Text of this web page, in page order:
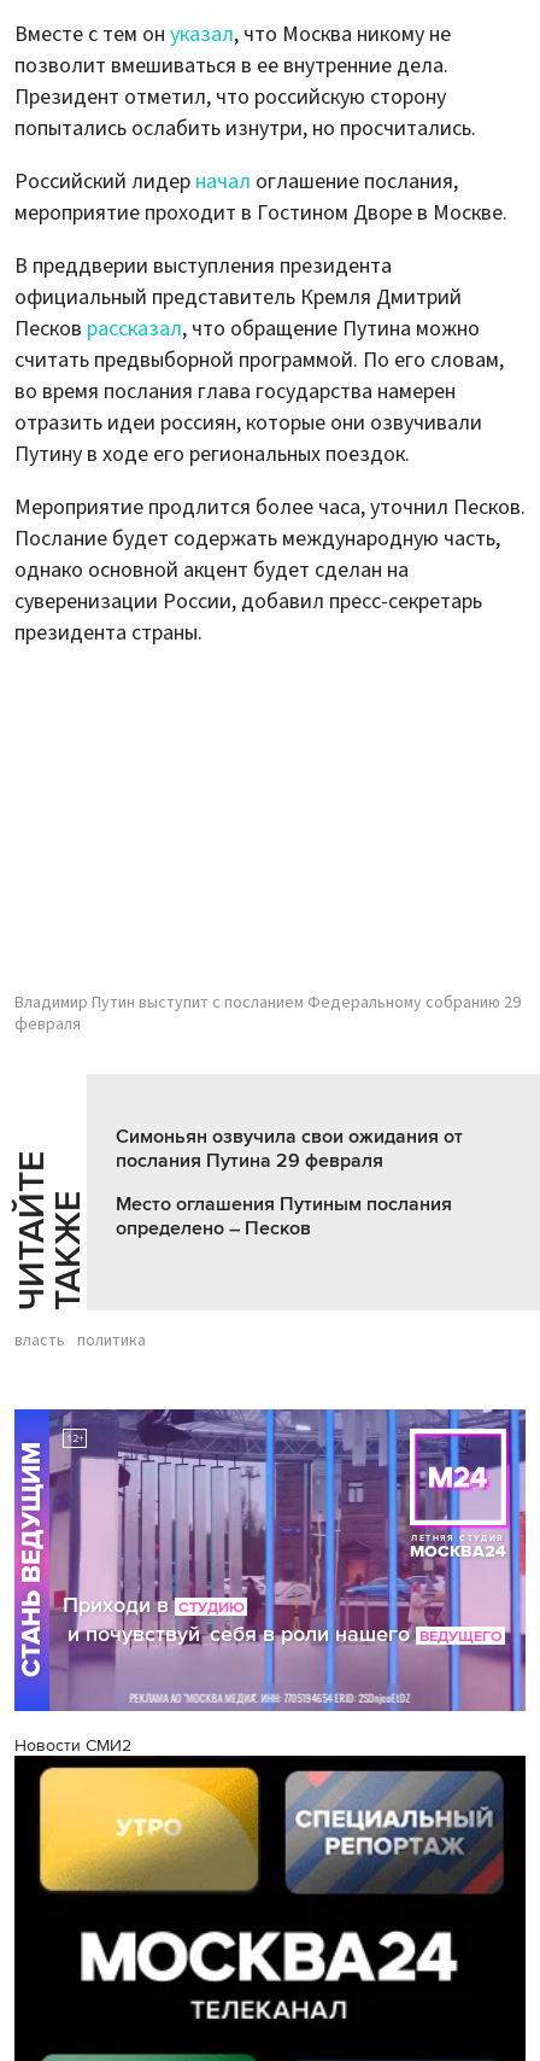
Вместе с тем он указал, что Москва никому не
позволит вмешиваться в ее внутренние дела.
Президент отметил, что российскую сторону
попытались ослабить изнутри, но просчитались.
Российский лидер начал оглашение послания,
мероприятие проходит в Гостином Дворе в Москве.
В преддверии выступления президента
официальный представитель Кремля Дмитрий
Песков рассказал, что обращение Путина можно
считать предвыборной программой. По его словам,
во время послания глава государства намерен
отразить идеи россиян, которые они озвучивали
Путину в ходе его региональных поездок.
Мероприятие продлится более часа, уточнил Песков.
Послание будет содержать международную часть,
однако основной акцент будет сделан на
суверенизации России, добавил пресс-секретарь
президента страны.
Владимир Путин выступит с посланием Федеральному собранию 29
февраля
Ч
И
Т
АЙ
Т
Е
Т
А
К
ЖЕ
Симоньян озвучила свои ожидания от
послания Путина 29 февраля
Место оглашения Путиным послания
определено – Песков
власть политика
Новости СМИ2